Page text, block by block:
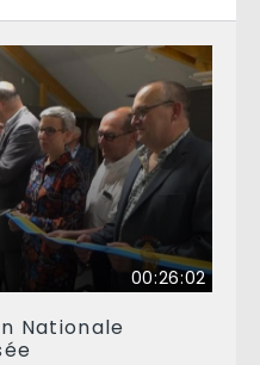
00:26:02
Nationale